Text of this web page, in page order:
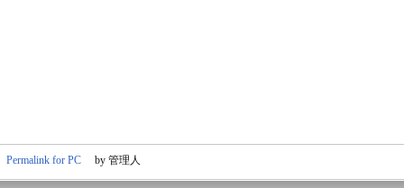
Permalink for PC by 管理人